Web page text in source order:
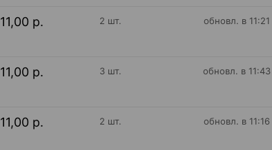
11,00 р. 2 шт. обновл. в 11:21
11,00 р. 3 шт. обновл. в 11:43
11,00 р. 2 шт. обновл. в 11:16